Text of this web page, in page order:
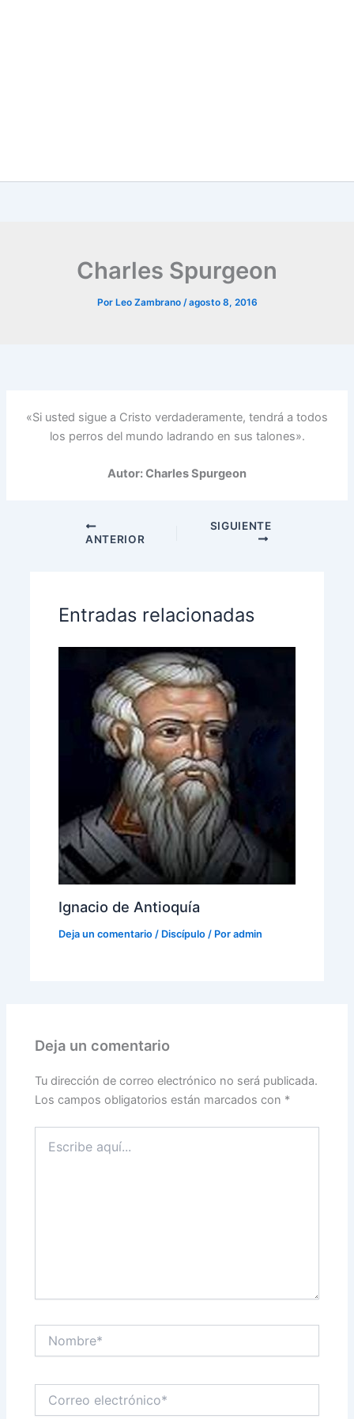
Charles Spurgeon
Por Leo Zambrano /agosto 8, 2016
«Si usted sigue a Cristo verdaderamente, tendrá a todos
los perros del mundo ladrando en sus talones».
Autor: Charles Spurgeon
ANTERIOR
SIGUIENTE
Entradas relacionadas
Ignacio de Antioquía
Deja un comentario / Discípulo / Por admin
Deja un comentario
Tu dirección de correo electrónico no será publicada.
Los campos obligatorios están marcados con *
aquí...
electrónico*